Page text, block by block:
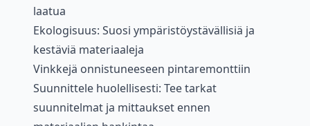
laatua
Ekologisuus: Suosi ympäristöystävällisiä ja
kestäviä materiaaleja
Vinkkejä onnistuneeseen pintaremonttiin
Suunnittele huolellisesti: Tee tarkat
suunnitelmat ja mittaukset ennen